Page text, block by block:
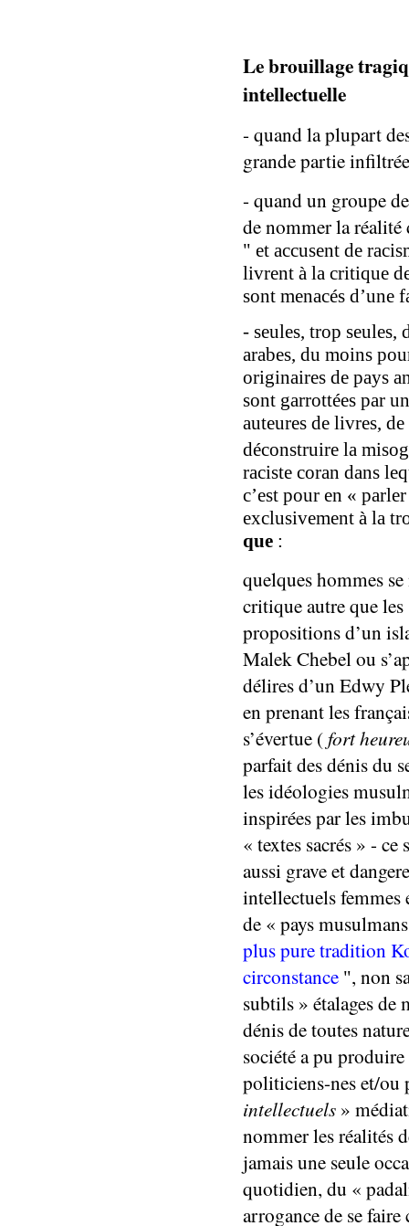
Le brouillage
intellectuelle
- quand la plupart
grande partie infiltrée
- quandun groupe
de nommer la
" et accusent de
livrent à la critique
sont menacés d’une
- seules, trop seules,
arabes, du moins
originaires de pays
sont garrottées par
auteures de livres,
déconstruire la
raciste coran dans
c’est pour en «
exclusivement à la
que :
quelqueshommes
critique autre que les
propositionsd’un
Malek Chebelou s
délires d’un Edwy
enprenantles
s’évertue (fort
parfait des dénis du
les idéologies
inspirées par les
« textes sacrés » - ce
aussi grave et
intellectuelsfemmes
de « pays
plus pure tradition
circonstance ", non
subtils » étalagesde
dénis de toutes
société a pu
politiciens-nes et/ou
intellectuels »
nommer les réalités
jamais une seule
quotidien, du «
arrogance de se faire